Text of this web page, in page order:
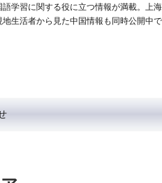
学習に関する役に立つ情報が満載。上
生活者から見た中国情報も同時公開中で